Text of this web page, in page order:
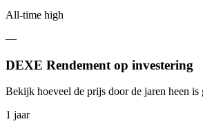
All-time high
—
DEXE Rendement op investering
Bekijk hoeveel de prijs door de jaren heen is
1 jaar